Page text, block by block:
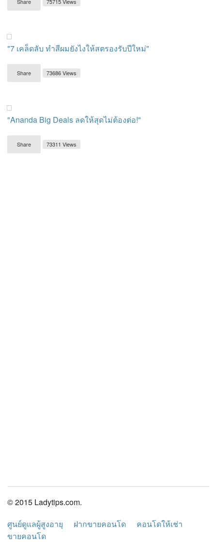
"7 เคล็ดลับ ทำสีผมยังไงให้สตรองรับปีใหม่"
Share 73686 Views
"Ananda Big Deals ลดให้สุดไม่ต้องต่อ!"
Share 73311 Views
© 2015 Ladytips.com.
ศูนย์ดูแลผู้สูงอายุ
ฝากขายคอนโด
คอนโดให้เช่า
ขายคอนโด